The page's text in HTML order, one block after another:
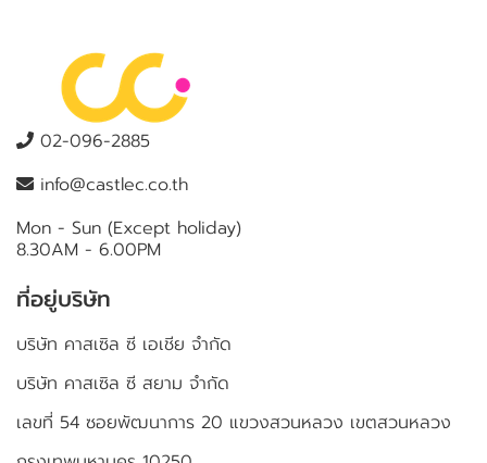
02-096-2885
info@castlec.co.th
Mon - Sun (Except holiday)
8.30AM - 6.00PM
ที่อยู่บริษัท
บริษัท คาสเซิล ซี เอเชีย จำกัด
บริษัท คาสเซิล ซี สยาม จำกัด
เลขที่ 54 ซอยพัฒนาการ 20 แขวงสวนหลวง เขตสวนหลวง